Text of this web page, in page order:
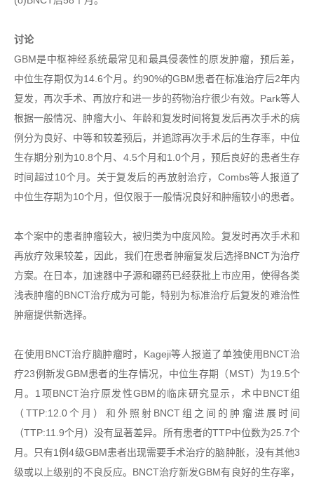
讨论
GBM是中枢神经系统最常见和最具侵袭性的原发肿瘤，预后差，
中位生存期仅为14.6个月。约90%的GBM患者在标准治疗后2年内
复发，再次手术、再放疗和进一步的药物治疗很少有效。Park等人
根据一般情况、肿瘤大小、年龄和复发时间将复发后再次手术的病
例分为良好、中等和较差预后，并追踪再次手术后的生存率，中位
生存期分别为10.8个月、4.5个月和1.0个月，预后良好的患者生存
时间超过10个月。关于复发后的再放射治疗，Combs等人报道了
中位生存期为10个月，但仅限于一般情况良好和肿瘤较小的患者。
本个案中的患者肿瘤较大，被归类为中度风险。复发时再次手术和
再放疗效果较差，因此，我们在患者肿瘤复发后选择BNCT为治疗
方案。在日本，加速器中子源和硼药已经获批上市应用，使得各类
浅表肿瘤的BNCT治疗成为可能，特别为标准治疗后复发的难治性
肿瘤提供新选择。
在使用BNCT治疗脑肿瘤时，Kageji等人报道了单独使用BNCT治
疗23例新发GBM患者的生存情况，中位生存期（MST）为19.5个
月。1项BNCT治疗原发性GBM的临床研究显示，术中BNCT组
（TTP:12.0个月）和外照射BNCT组之间的肿瘤进展时间
（TTP:11.9个月）没有显著差异。所有患者的TTP中位数为25.7个
月。只有1例4级GBM患者出现需要手术治疗的脑肿胀，没有其他3
级或以上级别的不良反应。BNCT治疗新发GBM有良好的生存率，